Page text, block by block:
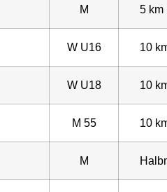
M 5 km
W U16 10
W U18 10
M 55 10
M